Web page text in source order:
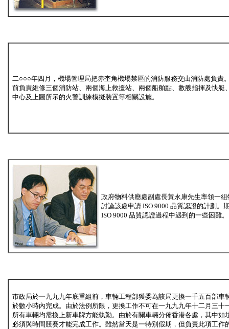
二○○○年四月，機場管理局把赤杢角機場禁區的消防服務交由消防處負責
前負責維修三個消防站、兩個海上救援站、兩個船舶點、數艘指揮及快艇
中心及上圖所示的火警訓練模擬裝置等相關設施。
政府物料供應處副處長黃永康先生率領一
討論該處申請 ISO 9000 品質認證的計劃。
ISO 9000 品質認證過程中遇到的一些困難。
市政局於一九九九年底重組前，車輛工程部獲委為該局更換一千五百部車
於數小時內完成。由於法例所限，更換工作不可在一九九九年十二月三十
所有車輛均需換上新車牌方能執勤。由於有關車輛分佈香港各處，其中如
必須與時間競賽才能完成工作。雖然當天是一特別假期，但負責此項工作